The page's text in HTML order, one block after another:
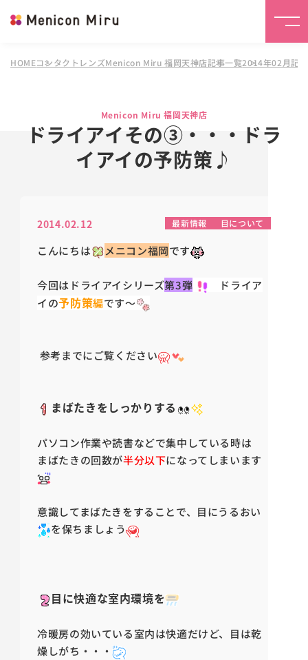
HOMEコンタクトレンズMenicon Miru 福岡天神店記事一覧2014年02月記
Menicon Miru 福岡天神店
ドライアイその③・・・ドラ
イアイの予防策♪
2014.02.12 最新情報 目について
こんにちは メニコン福岡です
今回はドライアイシリーズ第3弾
ドライア
イの予防策編です～
参考までにご覧ください
まばたきをしっかりする
パソコン作業や読書などで集中している時は
まばたきの回数が半分以下になってしまいます
意識してまばたきをすることで、目にうるおい
を保ちましょう
目に快適な室内環境を
冷暖房の効いている室内は快適だけど、目は乾
燥しがち・・・